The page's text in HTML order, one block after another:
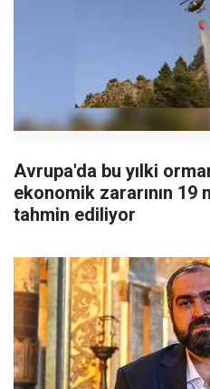
Avrupa'da bu yılki
ekonomik zararının
tahmin ediliyor